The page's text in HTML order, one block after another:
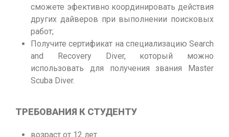
сможете эфективно координировать действия
других дайверов при выполнении поисковых
работ;
Получите сертификат на специализацию Search
and Recovery Diver, который можно
использовать для получения звания Master
Scuba Diver.
ТРЕБОВАНИЯ К СТУДЕНТУ
возраст от 12 лет